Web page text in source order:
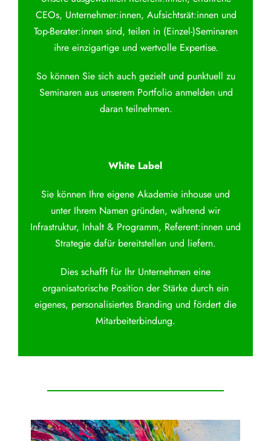
CEOs, Unternehmer:innen, Aufsichtsrät:innen und
Top-Berater:innen sind, teilen in (Einzel-)Seminaren
ihre einzigartige und wertvolle Expertise.
So können Sie sich auch gezielt und punktuell zu
Seminaren aus unserem Portfolio anmelden und
daran teilnehmen.
White Label
Sie können Ihre eigene Akademie inhouse und
unter Ihrem Namen gründen, während wir
Infrastruktur, Inhalt & Programm, Referent:innen und
Strategie dafür bereitstellen und liefern.
Dies schafft für Ihr Unternehmen eine
organisatorische Position der Stärke durch ein
eigenes, personalisiertes Branding und fördert die
Mitarbeiterbindung.